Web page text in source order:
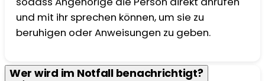
und mit ihr sprechen können, um sie zu
beruhigen oder Anweisungen zu geben.
Wer wird im Notfall benachrichtigt?